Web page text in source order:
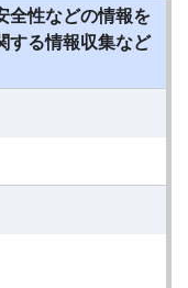
全性などの情報を
する情報収集など